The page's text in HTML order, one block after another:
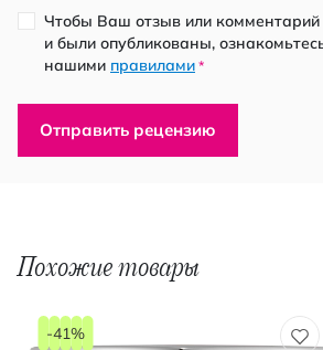
Чтобы Ваш отзыв или
и были опубликованы,
нашими правилами *
Отправить рецензию
Похожие товары
-41%